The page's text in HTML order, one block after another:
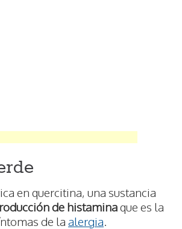
en quercitina, una sustancia
de histaminaque es la
de la alergia